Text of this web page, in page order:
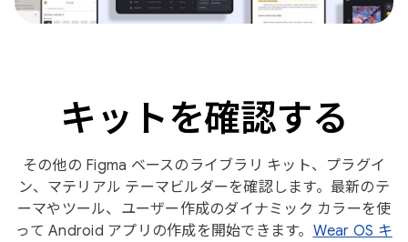
キットを確認する
その他の Figma ベースのライブラリ キット、プラグイ
ン、マテリアル テーマビルダーを確認します。最新のテ
ーマやツール、ユーザー作成のダイナミック カラーを使
って Android アプリの作成を開始できます。 Wear OS キ